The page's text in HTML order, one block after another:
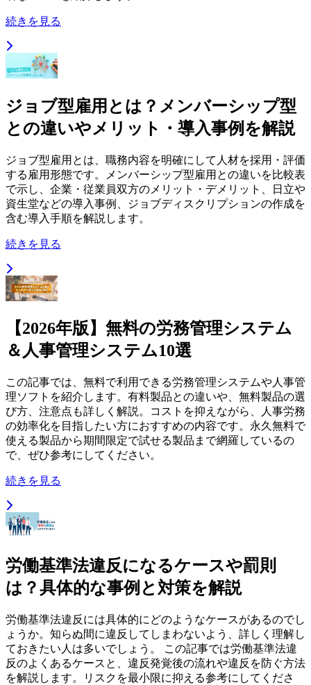
続きを見る
ジョブ型雇用とは？メンバーシップ型
との違いやメリット・導入事例を解説
ジョブ型雇用とは、職務内容を明確にして人材を採用・評価
する雇用形態です。メンバーシップ型雇用との違いを比較表
で示し、企業・従業員双方のメリット・デメリット、日立や
資生堂などの導入事例、ジョブディスクリプションの作成を
含む導入手順を解説します。
続きを見る
【2026年版】無料の労務管理システム
＆人事管理システム10選
この記事では、無料で利用できる労務管理システムや人事管
理ソフトを紹介します。有料製品との違いや、無料製品の選
び方、注意点も詳しく解説。コストを抑えながら、人事労務
の効率化を目指したい方におすすめの内容です。永久無料で
使える製品から期間限定で試せる製品まで網羅しているの
で、ぜひ参考にしてください。
続きを見る
労働基準法違反になるケースや罰則
は？具体的な事例と対策を解説
労働基準法違反には具体的にどのようなケースがあるのでし
ょうか。知らぬ間に違反してしまわないよう、詳しく理解し
ておきたい人は多いでしょう。 この記事では労働基準法違
反のよくあるケースと、違反発覚後の流れや違反を防ぐ方法
を解説します。リスクを最小限に抑える参考にしてくださ